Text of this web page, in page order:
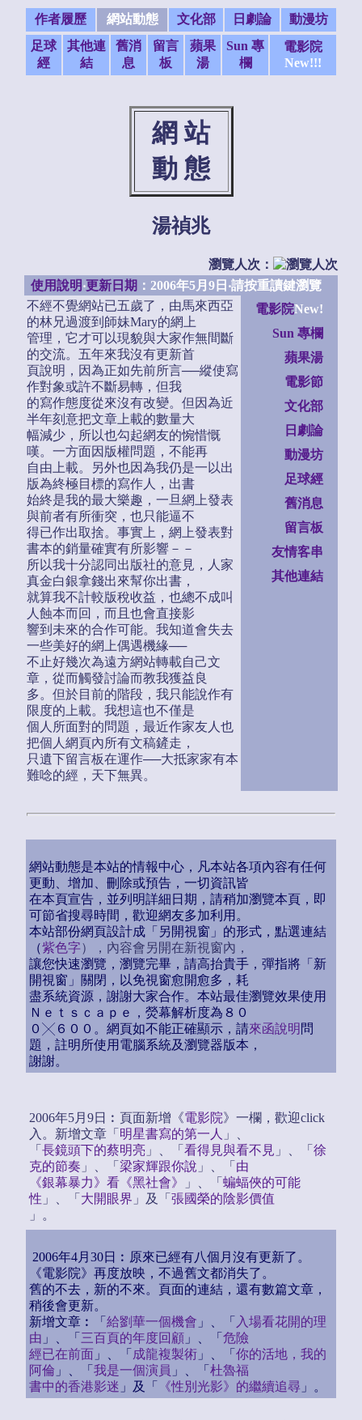
作者履歷 網站動態 文化部 日劇論
動漫坊
足球
經
其他連
結
舊消
息
留言
板
蘋果
湯
Sun 專
欄
電影院
New!!!
網 站
動 態
湯禎兆
瀏覽人次：
使用說明‧更新日期 ：2006年5月9日‧請按重讀鍵瀏覽
不經不覺網站已五歲了，由馬來西亞
的林兄過渡到師妹Mary的網上
管理，它才可以現貌與大家作無間斷
的交流。五年來我沒有更新首
頁說明，因為正如先前所言──縱使寫
作對象或許不斷易轉，但我
的寫作態度從來沒有改變。但因為近
半年刻意把文章上載的數量大
幅減少，所以也勾起網友的惋惜慨
嘆。一方面因版權問題，不能再
自由上載。另外也因為我仍是一以出
版為終極目標的寫作人，出書
始終是我的最大樂趣，一旦網上發表
與前者有所衝突，也只能逼不
得已作出取捨。事實上，網上發表對
書本的銷量確實有所影響－－
所以我十分認同出版社的意見，人家
真金白銀拿錢出來幫你出書，
就算我不計較版稅收益，也總不成叫
人蝕本而回，而且也會直接影
響到未來的合作可能。我知道會失去
一些美好的網上偶遇機緣──
不止好幾次為遠方網站轉載自己文
章，從而觸發討論而教我獲益良
多。但於目前的階段，我只能說作有
限度的上載。我想這也不僅是
個人所面對的問題，最近作家友人也
把個人網頁內所有文稿鏟走，
只遺下留言板在運作──大抵家家有本
難唸的經，天下無異。
電影院New!
Sun 專欄
蘋果湯
電影節
文化部
日劇論
動漫坊
足球經
舊消息
留言板
友情客串
其他連結
網站動態是本站的情報中心，凡本站各項內容有任何
更動、增加、刪除或預告，一切資訊皆
在本頁宣告，並列明詳細日期，請稍加瀏覽本頁，即
可節省搜尋時間，歡迎網友多加利用。
本站部份網頁設計成「另開視窗」的形式，點選連結
（紫色字），內容會另開在新視窗內，
讓您快速瀏覽，瀏覽完畢，請高抬貴手，彈指將「新
開視窗」關閉，以免視窗愈開愈多，耗
盡系統資源，謝謝大家合作。本站最佳瀏覽效果使用
Ｎｅｔｓｃａｐｅ，熒幕解析度為８０
０╳６００。網頁如不能正確顯示，請來函說明 問
題，註明所使用電腦系統及瀏覽器版本，
謝謝。
2006年5月9日︰頁面新增《電影院》一欄，歡迎click
入。新增文章「 明星書寫的第一人 」、
「 長鏡頭下的蔡明亮 」、「 看得見與看不見 」、「 徐
克的節奏 」、「 梁家輝跟你說 」、「 由
《銀幕暴力》看《黑社會》
」、「 蝙蝠俠的可能
性 」、「 大開眼界 」及「 張國榮的陰影價值
」。
2006年4月30日︰原來已經有八個月沒有更新了。
《電影院》再度放映，不過舊文都消失了。
舊的不去，新的不來。頁面的連結，還有數篇文章，
稍後會更新。
新增文章︰「 給劉華一個機會 」、「 入場看花開的理
由 」、「 三百頁的年度回顧 」、「 危險
經已在前面 」、「 成龍複製術 」、「 你的活地，我的
阿倫 」、「 我是一個演員 」、「 杜魯福
書中的香港影迷 」及「 《性別光影》的繼續追尋 」。